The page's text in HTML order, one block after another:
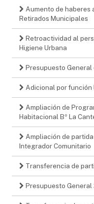
Aumento de haberes
Retirados Municipales
Retroactividad al
Higiene Urbana
Presupuesto
Adicional por
Ampliación de
Habitacional Bº La
Ampliación de
Integrador Comunitario
Transferencia de
Presupuesto